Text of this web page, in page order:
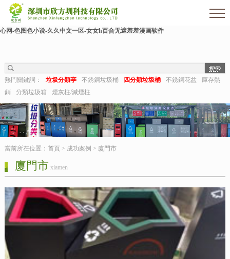
欧美伊人-麻豆精品一区二区三区-欧美日b视频-阿v天堂网-中文字幕第六页-狠狠干干-
国产h在线观看-国产嫩草视频-日日夜夜拍-亚洲第一视频网-毛片在线网站-五月婷婷开
心网-色图色小说-久久中文一区-女女h百合无遮羞羞漫画软件
熱門關鍵詞： 垃圾分類亭 不銹鋼垃圾桶 四分類垃圾桶 不銹鋼花盆
庫存熱
銷
分類垃圾箱 煙灰柱/滅煙柱
當前所在位置： 首頁> 成功案例 > 廈門市
廈門市 xiamen